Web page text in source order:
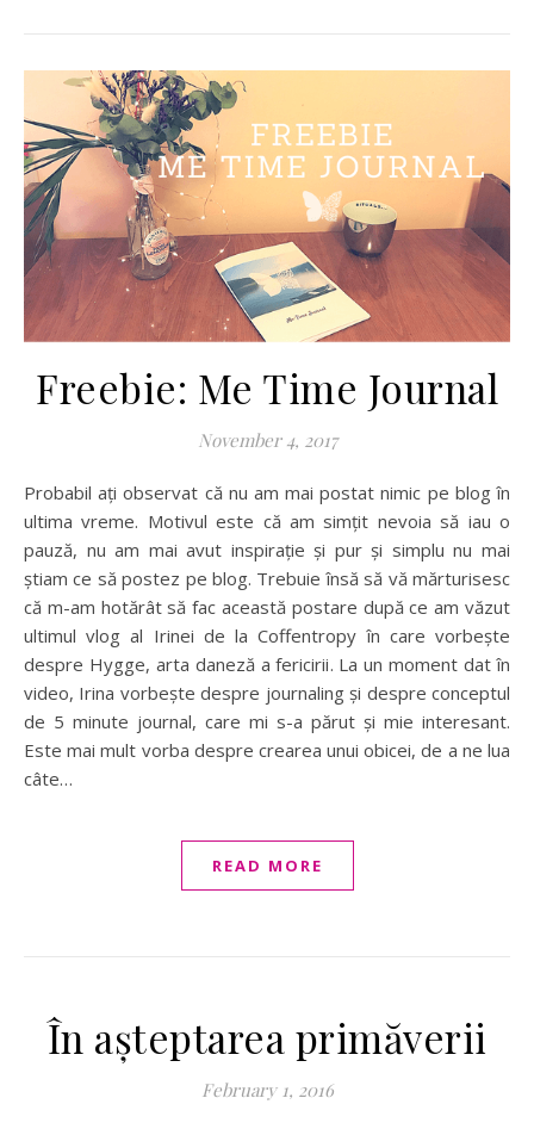
Freebie: Me Time Journal
November 4, 2017
Probabil ați observat că nu am mai postat nimic pe blog în
ultima vreme. Motivul este că am simțit nevoia să iau o
pauză, nu am mai avut inspirație și pur și simplu nu mai
știam ce să postez pe blog. Trebuie însă să vă mărturisesc
că m-am hotărât să fac această postare după ce am văzut
ultimul vlog al Irinei de la Coffentropy în care vorbește
despre Hygge, arta daneză a fericirii. La un moment dat în
video, Irina vorbește despre journaling și despre conceptul
de 5 minute journal, care mi s-a părut și mie interesant.
Este mai mult vorba despre crearea unui obicei, de a ne lua
câte…
READ MORE
În așteptarea primăverii
February 1, 2016